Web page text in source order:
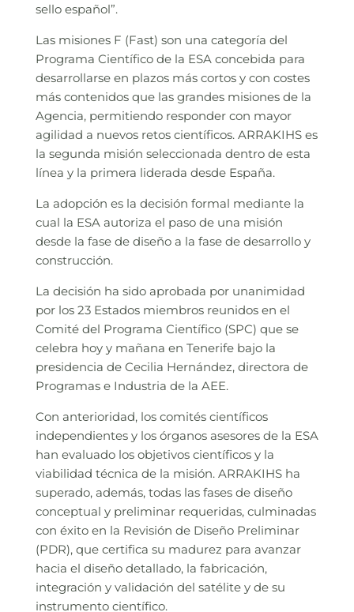
sello español”.
Las misiones F (Fast) son una categoría del
Programa Científico de la ESA concebida para
desarrollarse en plazos más cortos y con costes
más contenidos que las grandes misiones de la
Agencia, permitiendo responder con mayor
agilidad a nuevos retos científicos. ARRAKIHS es
la segunda misión seleccionada dentro de esta
línea y la primera liderada desde España.
La adopción es la decisión formal mediante la
cual la ESA autoriza el paso de una misión
desde la fase de diseño a la fase de desarrollo y
construcción.
La decisión ha sido aprobada por unanimidad
por los 23 Estados miembros reunidos en el
Comité del Programa Científico (SPC) que se
celebra hoy y mañana en Tenerife bajo la
presidencia de Cecilia Hernández, directora de
Programas e Industria de la AEE.
Con anterioridad, los comités científicos
independientes y los órganos asesores de la ESA
han evaluado los objetivos científicos y la
viabilidad técnica de la misión. ARRAKIHS ha
superado, además, todas las fases de diseño
conceptual y preliminar requeridas, culminadas
con éxito en la Revisión de Diseño Preliminar
(PDR), que certifica su madurez para avanzar
hacia el diseño detallado, la fabricación,
integración y validación del satélite y de su
instrumento científico.